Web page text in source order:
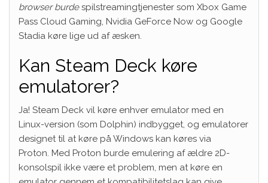
browser burdespilstreamingtjenester som Xbox Game
Pass Cloud Gaming, Nvidia GeForce Now og Google
Stadia køre lige ud af æsken.
Kan Steam Deck køre
emulatorer?
Ja! Steam Deck vil køre enhver emulator med en
Linux-version (som Dolphin) indbygget, og emulatorer
designet til at køre på Windows kan køres via
Proton. Med Proton burde emulering af ældre 2D-
konsolspil ikke være et problem, men at køre en